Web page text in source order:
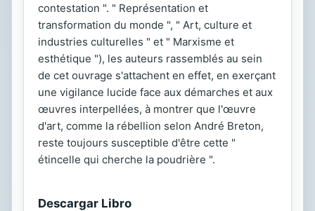
contestation ". " Représentation et
transformation du monde ", " Art, culture et
industries culturelles " et " Marxisme et
esthétique "), les auteurs rassemblés au sein
de cet ouvrage s'attachent en effet, en exerçant
une vigilance lucide face aux démarches et aux
œuvres interpellées, à montrer que l'œuvre
d'art, comme la rébellion selon André Breton,
reste toujours susceptible d'être cette "
étincelle qui cherche la poudrière ".
Descargar Libro